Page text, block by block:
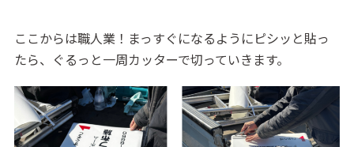
ここからは職人業！まっすぐになるようにピシッと貼っ
たら、ぐるっと一周カッターで切っていきます。